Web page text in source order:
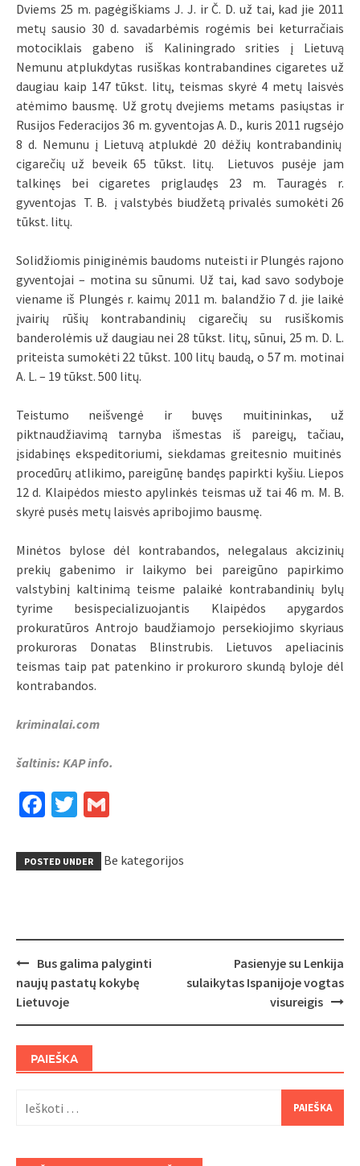
Dviems 25 m. pagėgiškiams J. J. ir Č. D. už tai, kad jie 2011
metų sausio 30 d. savadarbėmis rogėmis bei keturračiais
motociklais gabeno iš Kaliningrado srities į Lietuvą
Nemunu atplukdytas rusiškas kontrabandines cigaretes už
daugiau kaip 147 tūkst. litų, teismas skyrė 4 metų laisvės
atėmimo bausmę. Už grotų dvejiems metams pasiųstas ir
Rusijos Federacijos 36 m. gyventojas A. D., kuris 2011 rugsėjo
8 d. Nemunu į Lietuvą atplukdė 20 dėžių kontrabandinių
cigarečių už beveik 65 tūkst. litų. Lietuvos pusėje jam
talkinęs bei cigaretes priglaudęs 23 m. Tauragės r.
gyventojas T. B. į valstybės biudžetą privalės sumokėti 26
tūkst. litų.
Solidžiomis piniginėmis baudoms nuteisti ir Plungės rajono
gyventojai – motina su sūnumi. Už tai, kad savo sodyboje
viename iš Plungės r. kaimų 2011 m. balandžio 7 d. jie laikė
įvairių rūšių kontrabandinių cigarečių su rusiškomis
banderolėmis už daugiau nei 28 tūkst. litų, sūnui, 25 m. D. L.
priteista sumokėti 22 tūkst. 100 litų baudą, o 57 m. motinai
A. L. – 19 tūkst. 500 litų.
Teistumo neišvengė ir buvęs muitininkas, už
piktnaudžiavimą tarnyba išmestas iš pareigų, tačiau,
įsidabinęs ekspeditoriumi, siekdamas greitesnio muitinės
procedūrų atlikimo, pareigūnę bandęs papirkti kyšiu. Liepos
12 d. Klaipėdos miesto apylinkės teismas už tai 46 m. M. B.
skyrė pusės metų laisvės apribojimo bausmę.
Minėtos bylose dėl kontrabandos, nelegalaus akcizinių
prekių gabenimo ir laikymo bei pareigūno papirkimo
valstybinį kaltinimą teisme palaikė kontrabandinių bylų
tyrime besispecializuojantis Klaipėdos apygardos
prokuratūros Antrojo baudžiamojo persekiojimo skyriaus
prokuroras Donatas Blinstrubis. Lietuvos apeliacinis
teismas taip pat patenkino ir prokuroro skundą byloje dėl
kontrabandos.
kriminalai.com
šaltinis: KAP info.
Facebook
Twitter
POSTED UNDER Be kategorijos
Post
navigation
Bus galima palyginti
naujų pastatų kokybę
Lietuvoje
Pasienyje su Lenkija
sulaikytas Ispanijoje vogtas
visureigis
PAIEŠKA